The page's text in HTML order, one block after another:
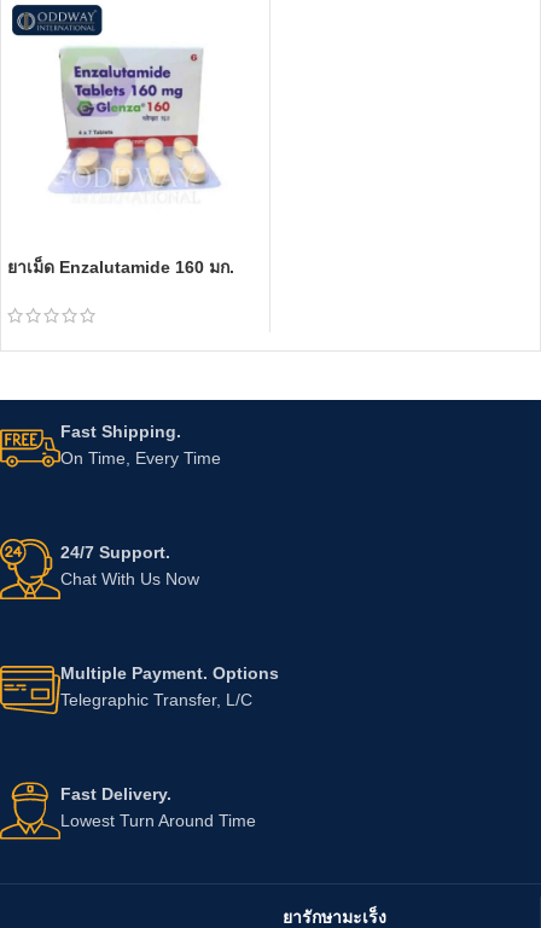
ยาเม็ด Enzalutamide 160 มก.
Fast Shipping.
On Time, Every Time
24/7 Support.
Chat With Us Now
Multiple Payment. Options
Telegraphic Transfer, L/C
Fast Delivery.
Lowest Turn Around Time
ยารักษามะเร็ง